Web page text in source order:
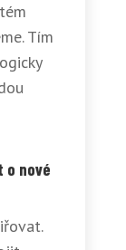
Tím
o nové